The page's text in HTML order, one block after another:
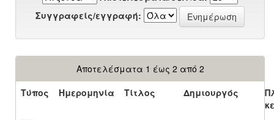
Συγγραφείς/εγγραφή:
Αποτελέσματα 1 έως 2 από 2
Τύπος
Ημερομηνία Τίτλος Δημιουργός